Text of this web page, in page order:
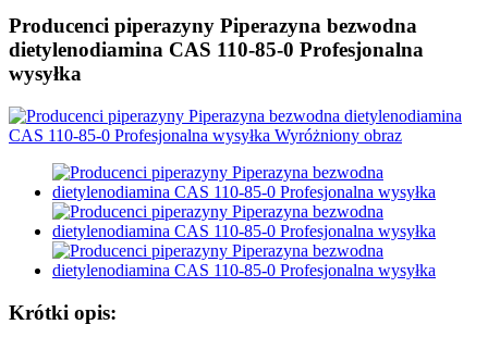
Producenci piperazyny Piperazyna bezwodna
dietylenodiamina CAS 110-85-0 Profesjonalna
wysyłka
Krótki opis: